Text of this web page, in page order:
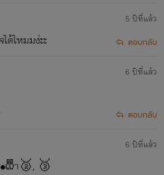
ด้ไหมมง่ะะ
5 ปีที่แล้ว
ตอบกลับ
6 ปีที่แล้ว
ตอบกลับ
า🥈, 🥉
6 ปีที่แล้ว